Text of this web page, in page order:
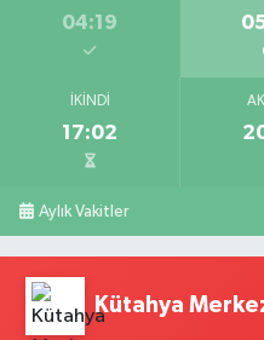
04:19
İKINDI
17:02
Aylık Vakitler
Kütahya